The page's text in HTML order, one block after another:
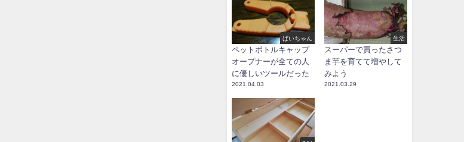
ぱいちゃん
ペットボトルキャップ
オープナーが全ての人
に優しいツールだった
2021.04.03
生活
スーパーで買ったさつ
ま芋を育てて増やして
みよう
2021.03.29